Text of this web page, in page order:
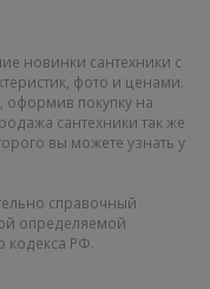
новинки сантехники с
фото и ценами.
оформив покупку на
сантехники так же
вы можете узнать у
справочный
определяемой
кодекса РФ.